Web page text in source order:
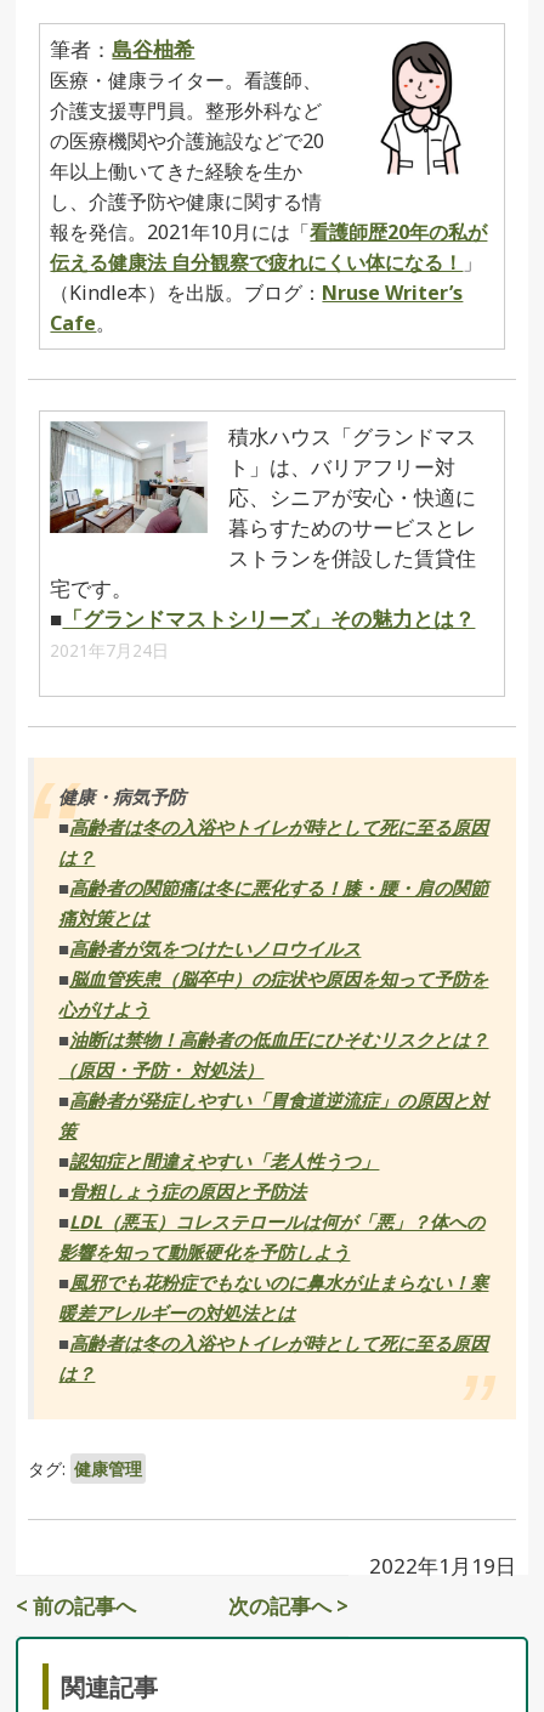
筆者：島谷柚希
医療・健康ライター。看護師、
介護支援専門員。整形外科など
の医療機関や介護施設などで20
年以上働いてきた経験を生か
し、介護予防や健康に関する情
報を発信。2021年10月には「看護師歴20年の私が
伝える健康法 自分観察で疲れにくい体になる！ 」
（Kindle本）を出版。ブログ： Nruse Writer’s
Cafe。
積水ハウス「グランドマス
ト」は、バリアフリー対
応、シニアが安心・快適に
暮らすためのサービスとレ
ストランを併設した賃貸住
宅です。
■ 「グランドマストシリーズ」その魅力とは？
2021年7月24日
健康・病気予防
■高齢者は冬の入浴やトイレが時として死に至る原因
は？
■高齢者の関節痛は冬に悪化する！膝・腰・肩の関節
痛対策とは
■高齢者が気をつけたいノロウイルス
■脳血管疾患（脳卒中）の症状や原因を知って予防を
心がけよう
■油断は禁物！高齢者の低血圧にひそむリスクとは？
（原因・予防・ 対処法）
■高齢者が発症しやすい「胃食道逆流症」の原因と対
策
■認知症と間違えやすい「老人性うつ」
■骨粗しょう症の原因と予防法
■LDL（悪玉）コレステロールは何が「悪」？体への
影響を知って動脈硬化を予防しよう
■風邪でも花粉症でもないのに鼻水が止まらない！寒
暖差アレルギーの対処法とは
■高齢者は冬の入浴やトイレが時として死に至る原因
は？
タグ: 健康管理
2022年1月19日
< 前の記事へ
次の記事へ >
関連記事